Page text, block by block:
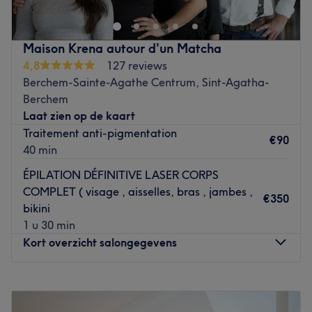
Merken en producten: Arkana
Go to venue
Maison Krena autour d'un Matcha
4,8
127 reviews
Berchem-Sainte-Agathe Centrum, Sint-Agatha-
Berchem
Laat zien op de kaart
Traitement anti-pigmentation
40 min
€90
ÉPILATION DÉFINITIVE LASER CORPS
COMPLET ( visage , aisselles, bras , jambes ,
bikini
1 u 30 min
€350
Kort overzicht salongegevens